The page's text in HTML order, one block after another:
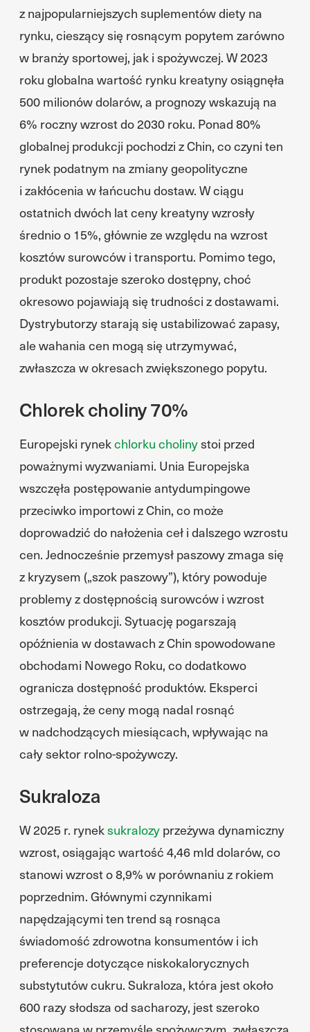
z najpopularniejszych suplementów diety na
rynku, cieszący się rosnącym popytem zarówno
w branży sportowej, jak i spożywczej. W 2023
roku globalna wartość rynku kreatyny osiągnęła
500 milionów dolarów, a prognozy wskazują na
6% roczny wzrost do 2030 roku. Ponad 80%
globalnej produkcji pochodzi z Chin, co czyni ten
rynek podatnym na zmiany geopolityczne
i zakłócenia w łańcuchu dostaw. W ciągu
ostatnich dwóch lat ceny kreatyny wzrosły
średnio o 15%, głównie ze względu na wzrost
kosztów surowców i transportu. Pomimo tego,
produkt pozostaje szeroko dostępny, choć
okresowo pojawiają się trudności z dostawami.
Dystrybutorzy starają się ustabilizować zapasy,
ale wahania cen mogą się utrzymywać,
zwłaszcza w okresach zwiększonego popytu.
Chlorek choliny 70%
Europejski rynekchlorku cholinystoi przed
poważnymi wyzwaniami. Unia Europejska
wszczęła postępowanie antydumpingowe
przeciwko importowi z Chin, co może
doprowadzić do nałożenia ceł i dalszego wzrostu
cen. Jednocześnie przemysł paszowy zmaga się
z kryzysem („szok paszowy”), który powoduje
problemy z dostępnością surowców i wzrost
kosztów produkcji. Sytuację pogarszają
opóźnienia w dostawach z Chin spowodowane
obchodami Nowego Roku, co dodatkowo
ogranicza dostępność produktów. Eksperci
ostrzegają, że ceny mogą nadal rosnąć
w nadchodzących miesiącach, wpływając na
cały sektor rolno-spożywczy.
Sukraloza
W 2025 r. ryneksukralozy przeżywa dynamiczny
wzrost, osiągając wartość 4,46 mld dolarów, co
stanowi wzrost o 8,9% w porównaniu z rokiem
poprzednim. Głównymi czynnikami
napędzającymi ten trend są rosnąca
świadomość zdrowotna konsumentów i ich
preferencje dotyczące niskokalorycznych
substytutów cukru. Sukraloza, która jest około
600 razy słodsza od sacharozy, jest szeroko